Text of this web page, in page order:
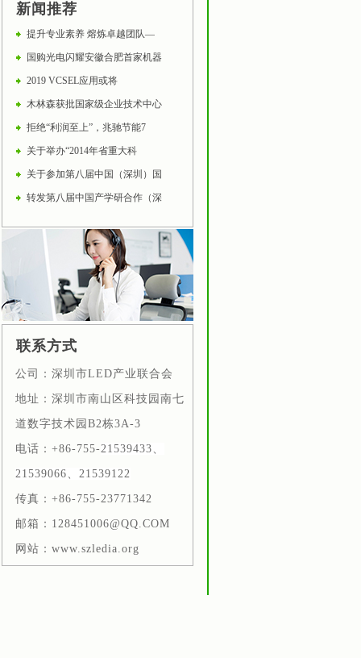
新闻推荐
提升专业素养 熔炼卓越团队—
国购光电闪耀安徽合肥首家机器
2019 VCSEL应用或将
木林森获批国家级企业技术中心
拒绝“利润至上”，兆驰节能7
关于举办“2014年省重大科
关于参加第八届中国（深圳）国
转发第八届中国产学研合作（深
联系方式
公司：深圳市LED产业联合会
地址：深圳市南山区科技园南七
道数字技术园B2栋3A-3
电话：+86-755-21539433、
21539066、21539122
传真：+86-755-23771342
邮箱：128451006@QQ.COM
网站：www.szledia.org